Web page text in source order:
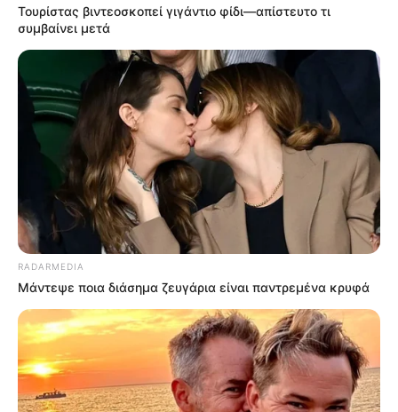
ΥΠΟΣΤΗΡΙΞΤΕ ΤΟΝ ΑΓΩΝΑ ΜΑΣ
Επισκεφτείτετο κανάλι μου στο youtube
ψάχνετε πραγματικά να βρείτε την αλήθεια… Η
Ενημέρωση που δεν θα ακούσετε ποτέ από τα
κυρίαρχα ΜΜΕ… Υποστηρίξτε αυτόν τον αγώνα με
την εγγραφή, τα κόσμια σχόλια και τα λάικ σας…
ΑΡΈΣΕΙ
YOUTUBE ΕΓΓΡΑΦΕΊΤΕ
Τουρίστας βιντεοσκοπεί γιγάντιο φίδι—απίστευτο τι
συμβαίνει μετά
RADARMEDIA
Μάντεψε ποια διάσημα ζευγάρια είναι παντρεμένα κρυφά